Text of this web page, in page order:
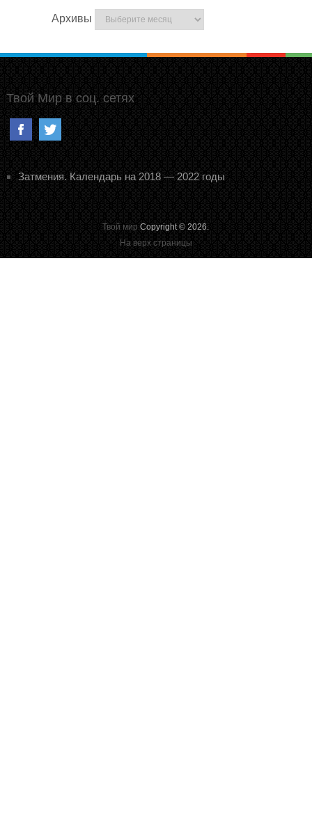
Архивы
Твой Мир в соц. сетях
Затмения. Календарь на 2018 — 2022 годы
Твой мир Copyright © 2026.
На верх страницы